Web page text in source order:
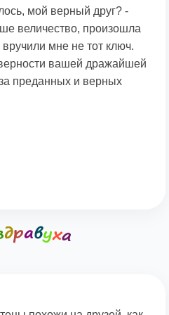
мой верный друг? -
величество, произошла
мне не тот ключ.
вашей дражайшей
преданных и верных